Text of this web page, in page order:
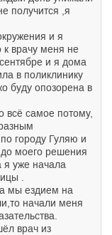
получится ,я
и я
к врачу меня не
и я дома
в поликлинику
буду опозорена в
всё самое потому,
городу Гуляю и
до моего решения
я уже начала
.
мы ездием на
начали меня
врач из